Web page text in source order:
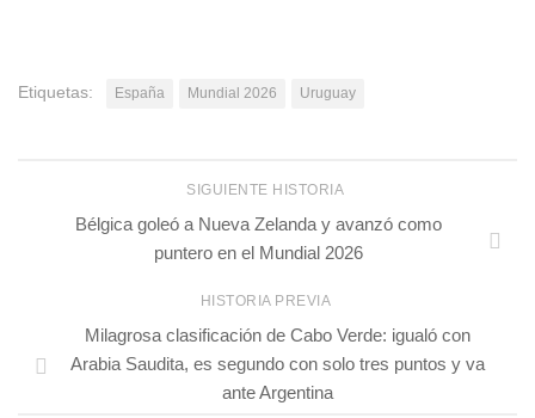
Etiquetas: España Mundial 2026 Uruguay
SIGUIENTE HISTORIA
Bélgica goleó a Nueva Zelanda y avanzó como
puntero en el Mundial 2026
HISTORIA PREVIA
Milagrosa clasificación de Cabo Verde: igualó con
Arabia Saudita, es segundo con solo tres puntos y va
ante Argentina